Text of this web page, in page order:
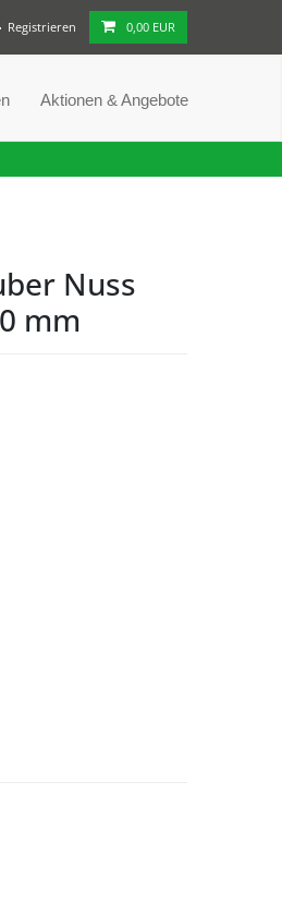
Registrieren 0,00 EUR
Aktionen & Angebote
Nuss
mm